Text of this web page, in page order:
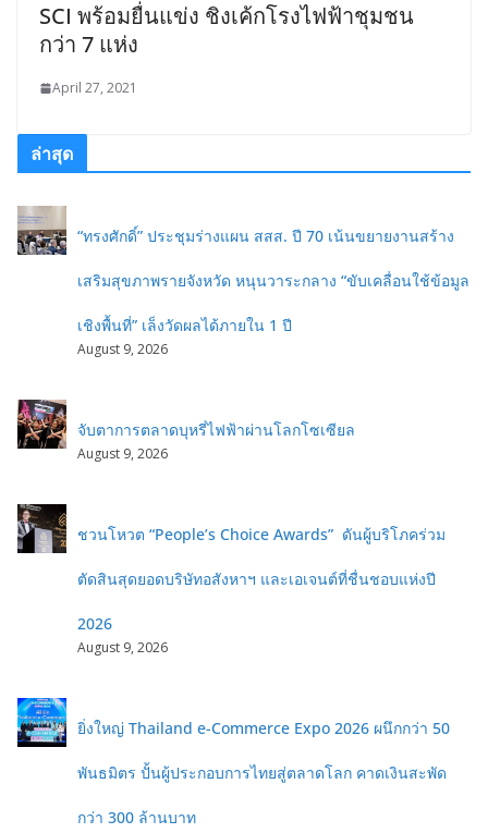
SCI พร้อมยื่นแข่ง ชิงเค้กโรงไฟฟ้าชุมชน
กว่า 7 แห่ง
April 27, 2021
ล่าสุด
“ทรงศักดิ์” ประชุมร่างแผน สสส. ปี 70 เน้นขยายงานสร้าง
เสริมสุขภาพรายจังหวัด หนุนวาระกลาง “ขับเคลื่อนใช้ข้อมูล
เชิงพื้นที่” เล็งวัดผลได้ภายใน 1 ปี
August 9, 2026
จับตาการตลาดบุหรี่ไฟฟ้าผ่านโลกโซเซียล
August 9, 2026
ชวนโหวต “People’s Choice Awards” ดันผู้บริโภคร่วม
ตัดสินสุดยอดบริษัทอสังหาฯ และเอเจนต์ที่ชื่นชอบแห่งปี
2026
August 9, 2026
ยิ่งใหญ่ Thailand e-Commerce Expo 2026 ผนึกกว่า 50
พันธมิตร ปั้นผู้ประกอบการไทยสู่ตลาดโลก คาดเงินสะพัด
กว่า 300 ล้านบาท